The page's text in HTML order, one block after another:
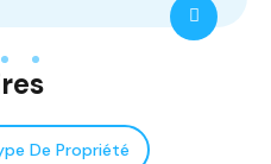
Réf- 13527
De Propriété